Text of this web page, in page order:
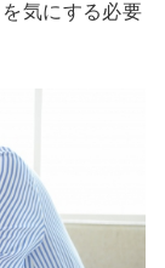
気にする必要